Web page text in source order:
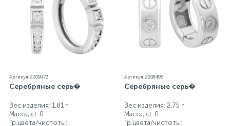
Артикул: 2209973
Серебряные серь�
Вес изделия: 1,81 г.
Масса, ct: 0
Гр.цвета/чистоты:
Артикул: 2208495
Серебряные серь�
Вес изделия: 2,75 г.
Масса, ct: 0
Гр.цвета/чистоты: